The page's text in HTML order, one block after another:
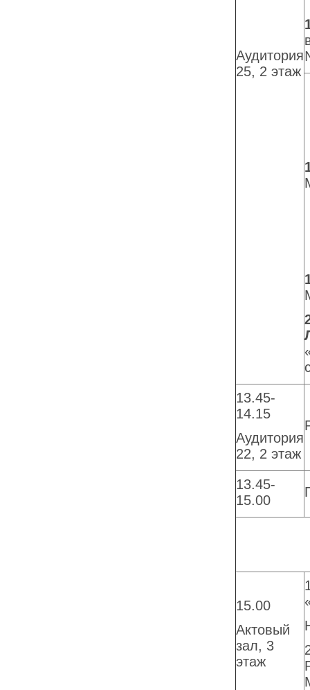
Аудитория
25, 2 этаж
13.45-
14.15
Аудитория
22, 2 этаж
13.45-
15.00
15.00
Актовый
зал, 3
этаж